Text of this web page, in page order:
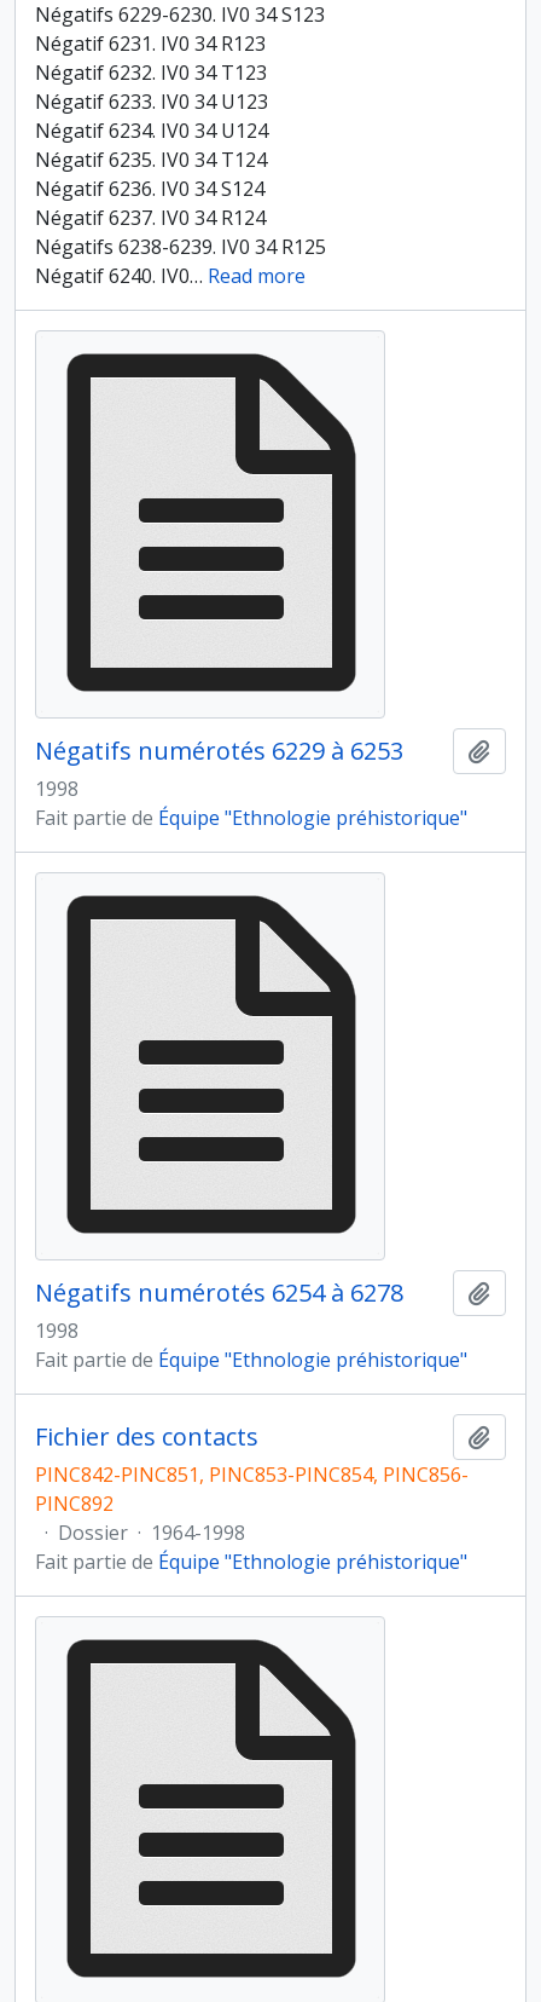
Négatifs 6229-6230. IV0 34 S123
Négatif 6231. IV0 34 R123
Négatif 6232. IV0 34 T123
Négatif 6233. IV0 34 U123
Négatif 6234. IV0 34 U124
Négatif 6235. IV0 34 T124
Négatif 6236. IV0 34 S124
Négatif 6237. IV0 34 R124
Négatifs 6238-6239. IV0 34 R125
Négatif 6240. IV0… Read more
Négatifs numérotés 6229 à 6253
1998
Fait partie de Équipe "Ethnologie préhistorique"
Négatifs numérotés 6254 à 6278
1998
Fait partie de Équipe "Ethnologie préhistorique"
Fichier des contacts
PINC842-PINC851, PINC853-PINC854, PINC856-
PINC892
· Dossier · 1964-1998
Fait partie de Équipe "Ethnologie préhistorique"